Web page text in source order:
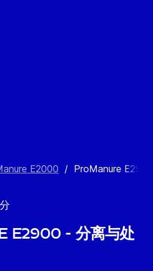
E2000 / ProManure
- 分离与处